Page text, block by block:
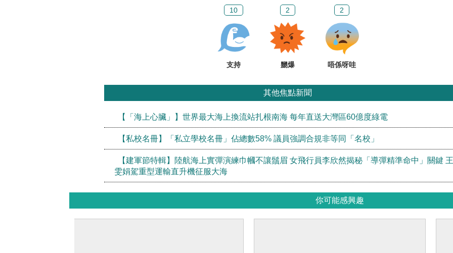
10
支持
2
嬲爆
2
唔係呀哇
其他焦點新聞
【「海上心臟」】世界最大海上換流站扎根南海 每年直送大灣區60億度綠電
【私校名冊】「私立學校名冊」佔總數58% 議員強調合規非等同「名校」
【建軍節特輯】陸航海上實彈演練巾幗不讓鬚眉 女飛行員李欣然揭秘「導彈精準命中」關鍵 王
雯娟駕重型運輸直升機征服大海
你可能感興趣